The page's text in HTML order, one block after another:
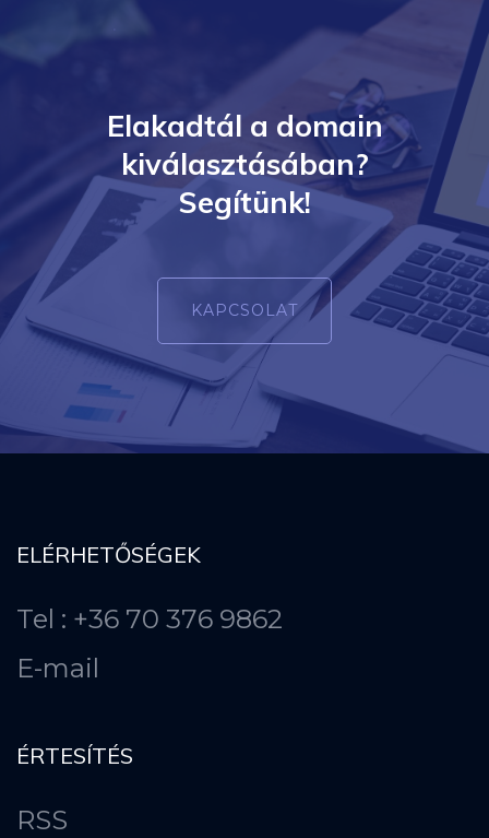
Elakadtál a domain
kiválasztásában?
Segítünk!
KAPCSOLAT
ELÉRHETŐSÉGEK
Tel : +36 70 376 9862
E-mail
ÉRTESÍTÉS
RSS